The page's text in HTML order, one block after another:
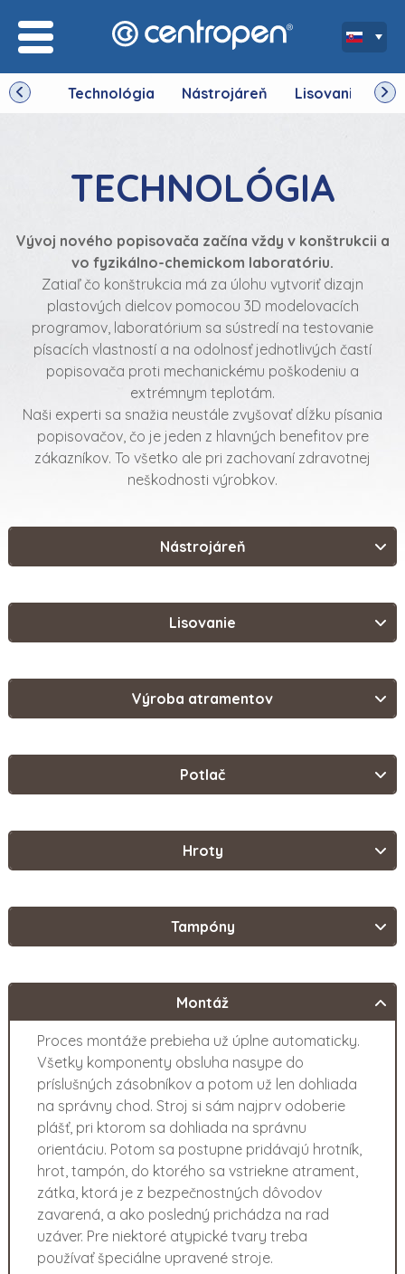
Technológia Nástrojáreň Lisovanie
TECHNOLÓGIA
Vývoj nového popisovača začína vždy v konštrukcii a
vo fyzikálno-chemickom laboratóriu.
Zatiaľ čo konštrukcia má za úlohu vytvoriť dizajn
plastových dielcov pomocou 3D modelovacích
programov, laboratórium sa sústredí na testovanie
písacích vlastností a na odolnosť jednotlivých častí
popisovača proti mechanickému poškodeniu a
extrémnym teplotám.
Naši experti sa snažia neustále zvyšovať dĺžku písania
popisovačov, čo je jeden z hlavných benefitov pre
zákazníkov. To všetko ale pri zachovaní zdravotnej
neškodnosti výrobkov.
Nástrojáreň
Lisovanie
Výroba atramentov
Potlač
Hroty
Tampóny
Montáž
Proces montáže prebieha už úplne automaticky.
Všetky komponenty obsluha nasype do
príslušných zásobníkov a potom už len dohliada
na správny chod. Stroj si sám najprv odoberie
plášť, pri ktorom sa dohliada na správnu
orientáciu. Potom sa postupne pridávajú hrotník,
hrot, tampón, do ktorého sa vstriekne atrament,
zátka, ktorá je z bezpečnostných dôvodov
zavarená, a ako posledný prichádza na rad
uzáver. Pre niektoré atypické tvary treba
používať špeciálne upravené stroje.